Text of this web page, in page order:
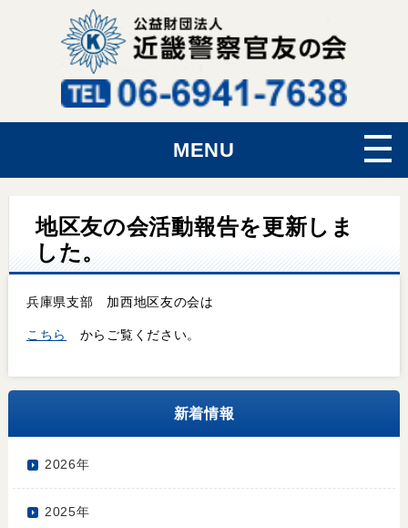
MENU
地区友の会活動報告を更新しま
した。
兵庫県支部 加西地区友の会は
こちら からご覧ください。
新着情報
2026年
2025年